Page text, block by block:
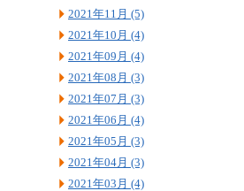
2021年11月 (5)
2021年10月 (4)
2021年09月 (4)
2021年08月 (3)
2021年07月 (3)
2021年06月 (4)
2021年05月 (3)
2021年04月 (3)
2021年03月 (4)